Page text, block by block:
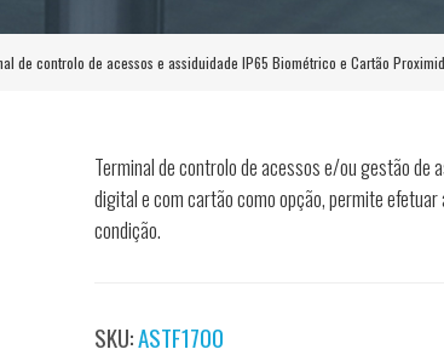
de controlo de acessos e assiduidade IP65 Biométrico e Cartão
Terminal de controlo de acessos e/ou gestão de
digital e com cartão como opção, permite
condição.
SKU:ASTF1700